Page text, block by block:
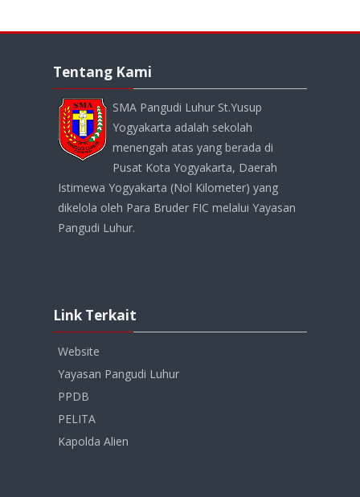
Tentang Kami
SMA Pangudi Luhur St.Yusup
Yogyakarta adalah sekolah
menengah atas yang berada di
Pusat Kota Yogyakarta, Daerah
Istimewa Yogyakarta (Nol Kilometer) yang
dikelola oleh Para Bruder FIC melalui Yayasan
Pangudi Luhur.
LinkLink Terkait
Website
Yayasan Pangudi Luhur
PPDB
PELITA
Kapolda Alien